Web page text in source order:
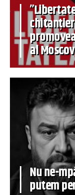
al
Nu ne-
putem